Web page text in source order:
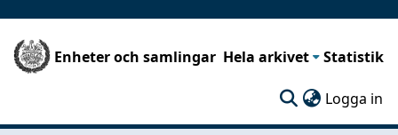
Enheter och samlingar Hela arkivet Statistik
Logga in